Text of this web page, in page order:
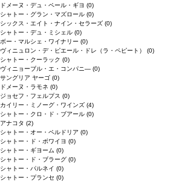
ドメーヌ・デュ・ペール・ギヨ (0)
シャトー・グラン・マズロール (0)
シックス・エイト・ナイン・セラーズ (0)
シャトー・デュ・ミシェル (0)
ボー・マルシェ・ワイナリー (0)
ヴィニュロン・デ・ピエール・ドレ（ラ・ペピート） (0)
シャトー・クーラック (0)
ヴィニョーブル・エ・コンパニ― (0)
サングリア ヤーゴ (0)
ドメーヌ・ラモネ (0)
ジョセフ・フェルプス (0)
カイリー・ミノーグ・ワインズ (4)
シャトー・クロ・ド・ブアール (0)
アナコタ (2)
シャトー・オー・ペルドリア (0)
シャトー・ド・ボワイヨ (0)
シャトー・ギヨーム (0)
シャトー・ド・ブラーグ (0)
シャトー・パルネイ (0)
シャトー・プランセ (0)